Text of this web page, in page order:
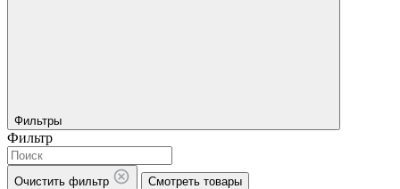
Фильтры
Фильтр
Очистить фильтр Смотреть товары